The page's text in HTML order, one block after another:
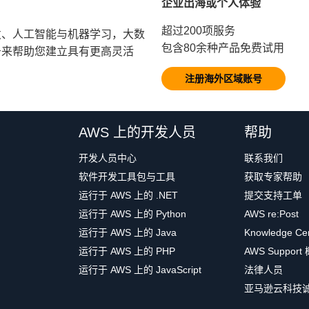
人工智能与机器学习，大数
帮助您建立具有更高灵活
企业出海或个人体验
超过200项服务
包含80余种产品免费试用
注册海外区域账号
AWS 上的开发人员
开发人员中心
软件开发工具包与工具
运行于 AWS 上的 .NET
运行于 AWS 上的 Python
运行于 AWS 上的 Java
运行于 AWS 上的 PHP
运行于 AWS 上的 JavaScript
帮助
联系我们
获取专家帮助
提交支持工单
AWS re:Post
Knowledge
AWS Support
法律人员
亚马逊云科技